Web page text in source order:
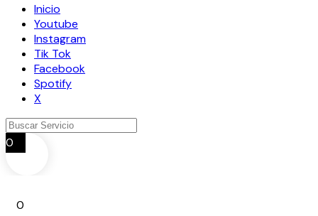
Inicio
Youtube
Instagram
Tik Tok
Facebook
Spotify
X
0
0